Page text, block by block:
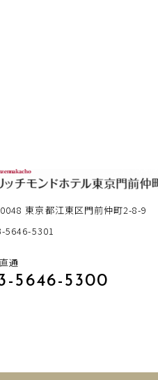
0048東京都江東区門前仲町2-8-9
5646-5301
通
5646-5300